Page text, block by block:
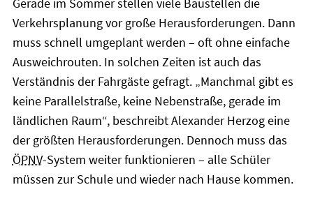
Verkehrsplanung vor große Herausforderungen. Dann
muss schnell umgeplant werden – oft ohne einfache
Ausweichrouten. In solchen Zeiten ist auch das
Verständnis der Fahrgäste gefragt. „Manchmal gibt es
keine Parallelstraße, keine Nebenstraße, gerade im
ländlichen Raum“, beschreibt Alexander Herzog eine
der größten Herausforderungen. Dennoch muss das
ÖPNV-System weiter funktionieren – alle Schüler
müssen zur Schule und wieder nach Hause kommen.